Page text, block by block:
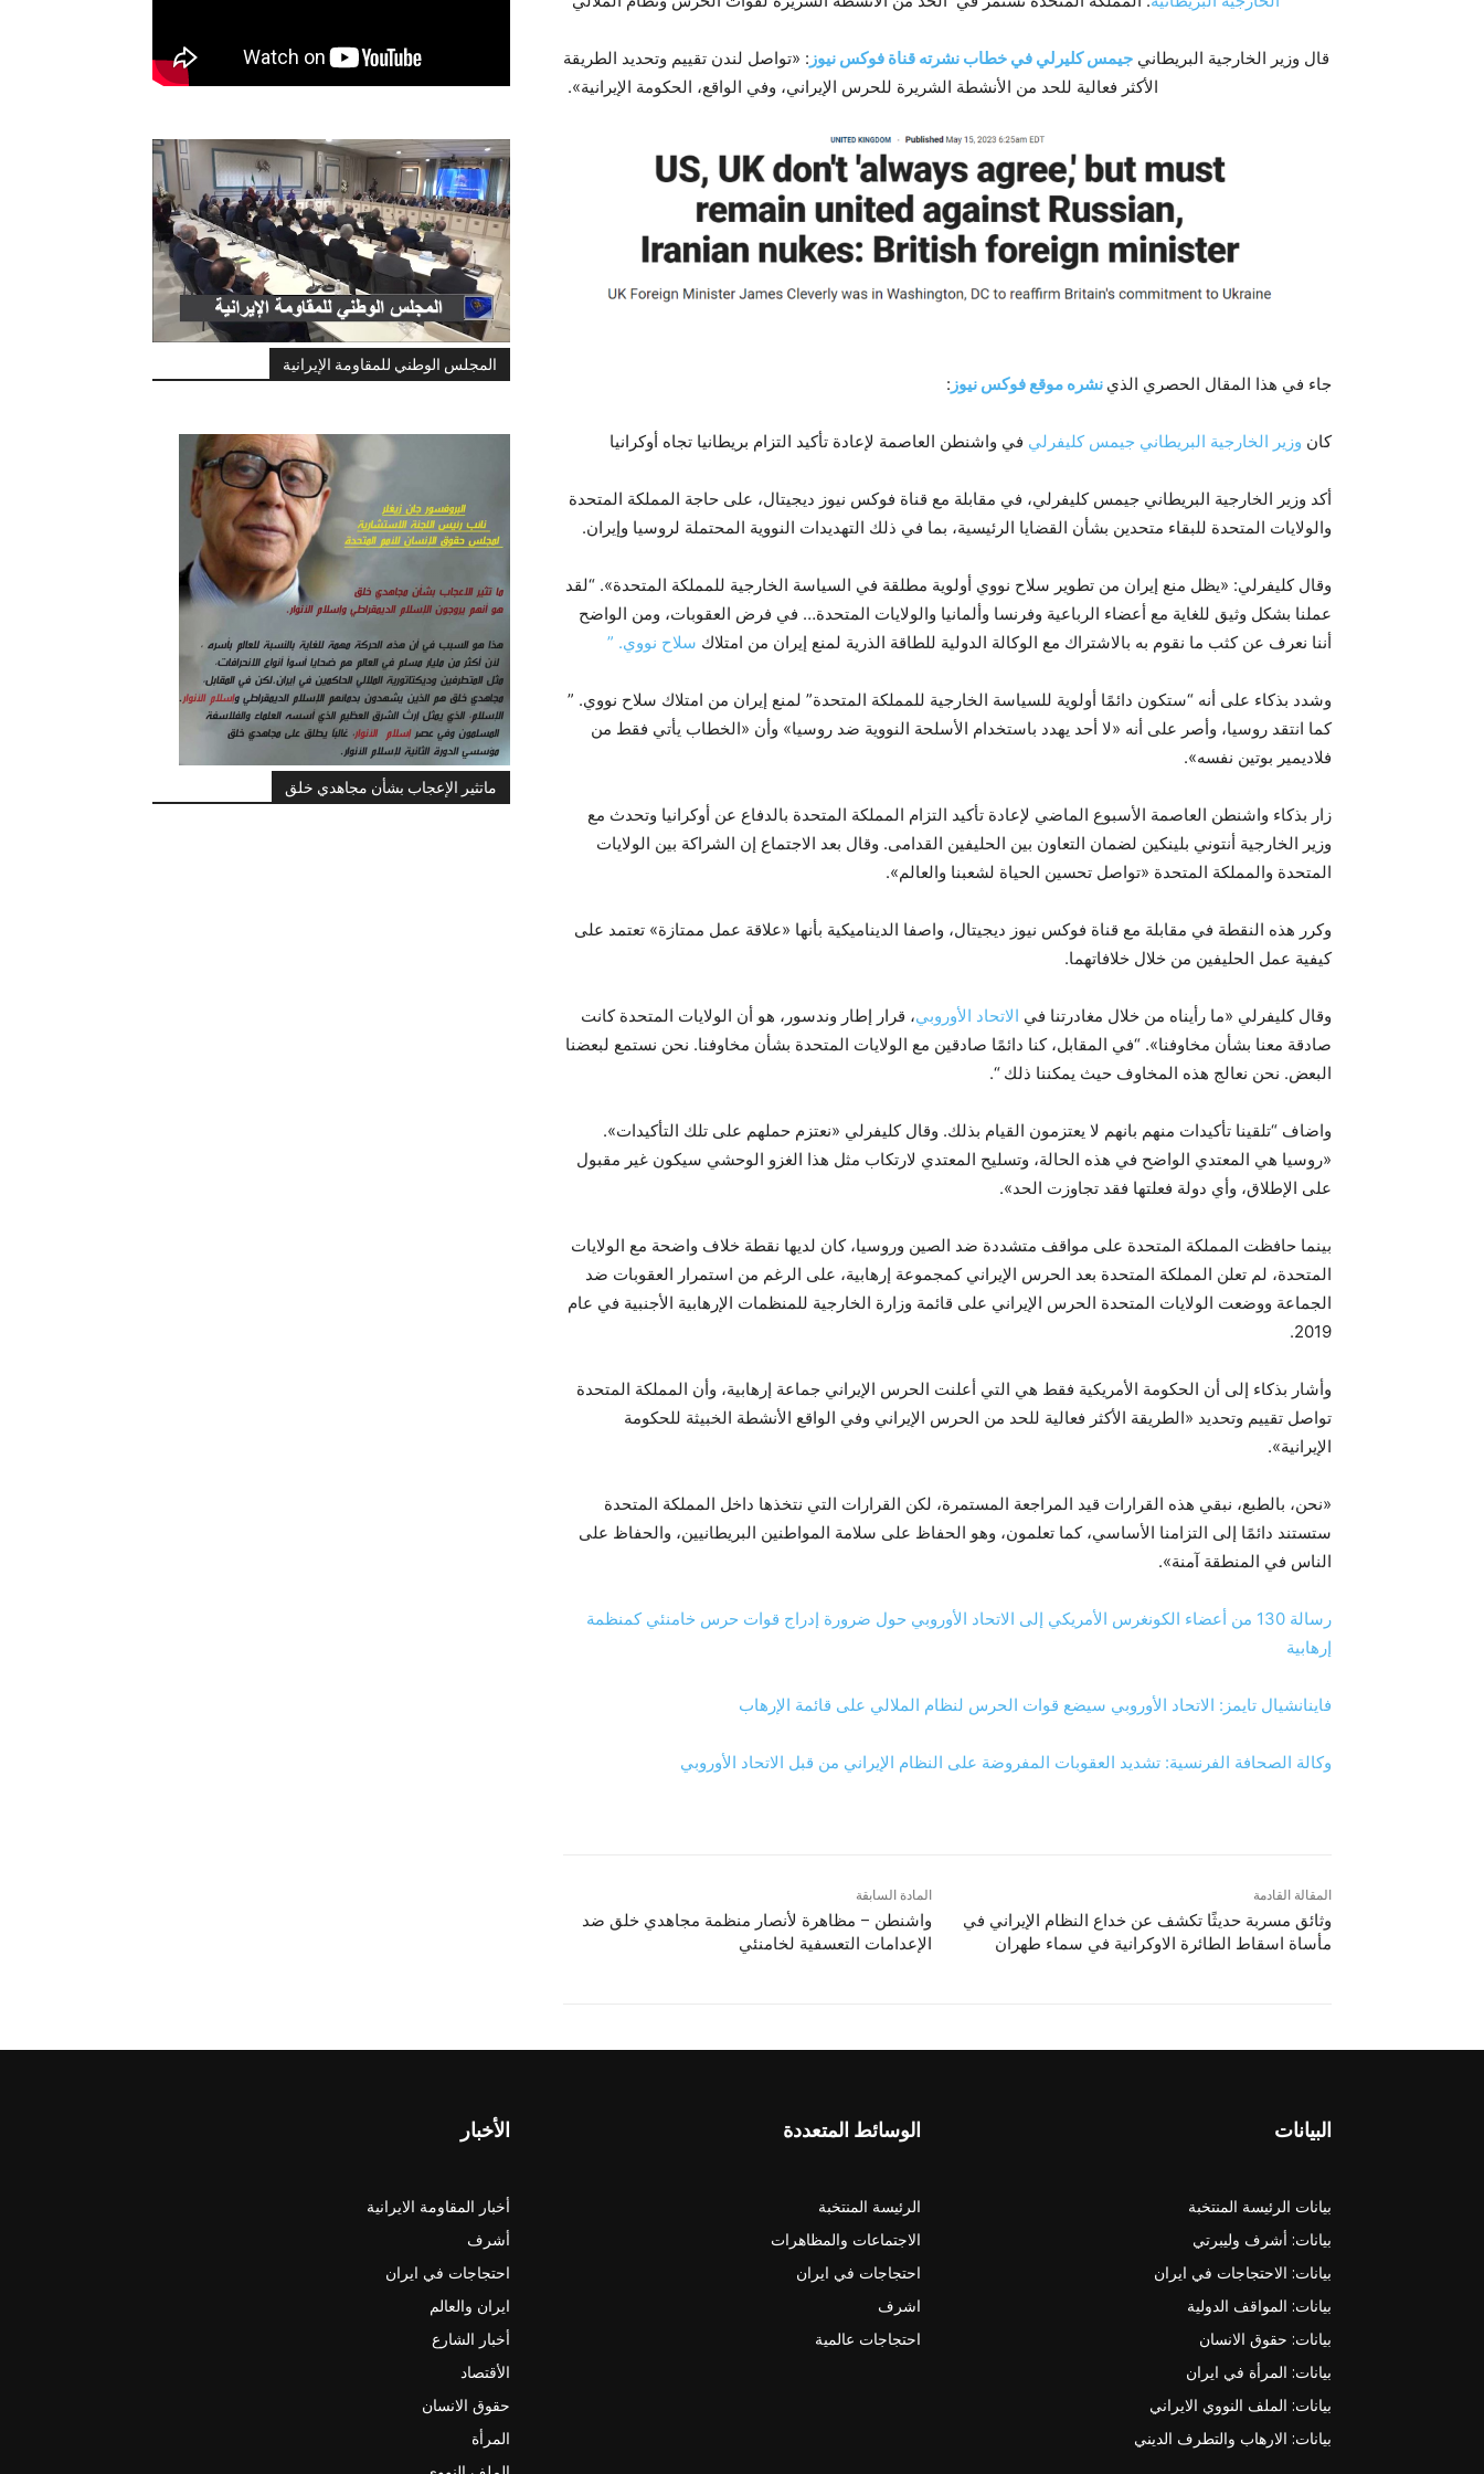
المجلس الوطني للمقاومة الإيرانية
ماتثير الإعجاب بشأن مجاهدي خلق
قال وزير الخارجية البريطاني جيمس كليرلي في خطاب نشرته قناة فوكس نيوز : «تواصل لندن تقييم وتحديد الطريقة
الأكثر فعالية للحد من الأنشطة الشريرة للحرس الإيراني، وفي الواقع، الحكومة الإيرانية».
جاء في هذا المقال الحصري الذي نشره موقع فوكس نيوز :
كان وزير الخارجية البريطاني جيمس كليفرلي في واشنطن العاصمة لإعادة تأكيد التزام بريطانيا تجاه أوكرانيا
أكد وزير الخارجية البريطاني جيمس كليفرلي، في مقابلة مع قناة فوكس نيوز ديجيتال، على حاجة المملكة المتحدة
والولايات المتحدة للبقاء متحدين بشأن القضايا الرئيسية، بما في ذلك التهديدات النووية المحتملة لروسيا وإيران.
وقال كليفرلي: «يظل منع إيران من تطوير سلاح نووي أولوية مطلقة في السياسة الخارجية للمملكة المتحدة». “لقد
عملنا بشكل وثيق للغاية مع أعضاء الرباعية وفرنسا وألمانيا والولايات المتحدة… في فرض العقوبات، ومن الواضح
أننا نعرف عن كثب ما نقوم به بالاشتراك مع الوكالة الدولية للطاقة الذرية لمنع إيران من امتلاك سلاح نووي. ”
وشدد بذكاء على أنه “ستكون دائمًا أولوية للسياسة الخارجية للمملكة المتحدة” لمنع إيران من امتلاك سلاح نووي. ”
كما انتقد روسيا، وأصر على أنه «لا أحد يهدد باستخدام الأسلحة النووية ضد روسيا» وأن «الخطاب يأتي فقط من
فلاديمير بوتين نفسه».
زار بذكاء واشنطن العاصمة الأسبوع الماضي لإعادة تأكيد التزام المملكة المتحدة بالدفاع عن أوكرانيا وتحدث مع
وزير الخارجية أنتوني بلينكين لضمان التعاون بين الحليفين القدامى. وقال بعد الاجتماع إن الشراكة بين الولايات
المتحدة والمملكة المتحدة «تواصل تحسين الحياة لشعبنا والعالم».
وكرر هذه النقطة في مقابلة مع قناة فوكس نيوز ديجيتال، واصفا الديناميكية بأنها «علاقة عمل ممتازة» تعتمد على
كيفية عمل الحليفين من خلال خلافاتهما.
وقال كليفرلي «ما رأيناه من خلال مغادرتنا في الاتحاد الأوروبي، قرار إطار وندسور، هو أن الولايات المتحدة كانت
صادقة معنا بشأن مخاوفنا». “في المقابل، كنا دائمًا صادقين مع الولايات المتحدة بشأن مخاوفنا. نحن نستمع لبعضنا
البعض. نحن نعالج هذه المخاوف حيث يمكننا ذلك “.
واضاف “تلقينا تأكيدات منهم بانهم لا يعتزمون القيام بذلك. وقال كليفرلي «نعتزم حملهم على تلك التأكيدات».
«روسيا هي المعتدي الواضح في هذه الحالة، وتسليح المعتدي لارتكاب مثل هذا الغزو الوحشي سيكون غير مقبول
على الإطلاق، وأي دولة فعلتها فقد تجاوزت الحد».
بينما حافظت المملكة المتحدة على مواقف متشددة ضد الصين وروسيا، كان لديها نقطة خلاف واضحة مع الولايات
المتحدة، لم تعلن المملكة المتحدة بعد الحرس الإيراني كمجموعة إرهابية، على الرغم من استمرار العقوبات ضد
الجماعة ووضعت الولايات المتحدة الحرس الإيراني على قائمة وزارة الخارجية للمنظمات الإرهابية الأجنبية في عام
2019.
وأشار بذكاء إلى أن الحكومة الأمريكية فقط هي التي أعلنت الحرس الإيراني جماعة إرهابية، وأن المملكة المتحدة
تواصل تقييم وتحديد «الطريقة الأكثر فعالية للحد من الحرس الإيراني وفي الواقع الأنشطة الخبيثة للحكومة
الإيرانية».
«نحن، بالطبع، نبقي هذه القرارات قيد المراجعة المستمرة، لكن القرارات التي نتخذها داخل المملكة المتحدة
ستستند دائمًا إلى التزامنا الأساسي، كما تعلمون، وهو الحفاظ على سلامة المواطنين البريطانيين، والحفاظ على
الناس في المنطقة آمنة».
رسالة 130 من أعضاء الكونغرس الأمريكي إلى الاتحاد الأوروبي حول ضرورة إدراج قوات حرس خامنئي كمنظمة
إرهابية
فاينانشيال تايمز: الاتحاد الأوروبي سيضع قوات الحرس لنظام الملالي على قائمة الإرهاب
وكالة الصحافة الفرنسية: تشديد العقوبات المفروضة على النظام الإيراني من قبل الاتحاد الأوروبي
المادة السابقة
واشنطن – مظاهرة لأنصار منظمة مجاهدي خلق ضد
الإعدامات التعسفية لخامنئي
المقالة القادمة
وثائق مسربة حديثًا تکشف عن خداع النظام الإيراني في
مأساة اسقاط الطائرة الاوكرانية في سماء طهران
الأخبار
أخبار المقاومة الايرانية
أشرف
احتجاجات في ايران
ايران والعالم
أخبار الشارع
الأقتصاد
حقوق الانسان
المرأة
الوسائط المتعددة
الرئيسة المنتخبة
الاجتماعات والمظاهرات
احتجاجات في ايران
اشرف
احتجاجات عالمية
البيانات
بيانات الرئيسة المنتخبة
بيانات: أشرف وليبرتي
بيانات: الاحتجاجات في ايران
بيانات: المواقف الدولية
بيانات: حقوق الانسان
بيانات: المرأة في ايران
بيانات: الملف النووي الايراني
بيانات: الارهاب والتطرف الديني